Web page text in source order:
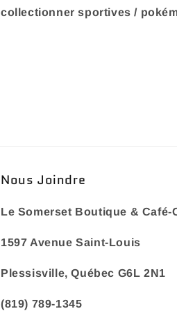
collectionner sportives /
Nous Joindre
Le Somerset Boutique & Café-
1597 Avenue Saint-Louis
Plessisville, Québec G6L 2N1
(819) 789-1345